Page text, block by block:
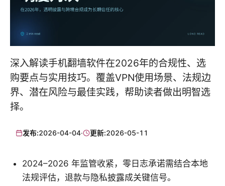
深入解读手机翻墙软件在2026年的合规性、选
购要点与实用技巧。覆盖VPN使用场景、法规边
界、潜在风险与最佳实践，帮助读者做出明智选
择。
发布:2026-04-04· 更新:2026-05-11
2024–2026 年监管收紧，零日志承诺需结合本地
法规评估，退款与隐私披露成关键信号。